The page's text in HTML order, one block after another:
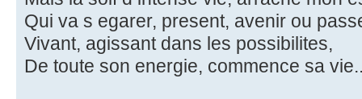
Qui va s egarer, present, avenir ou
Vivant, agissant dans les possibilites,
De toute son energie, commence sa